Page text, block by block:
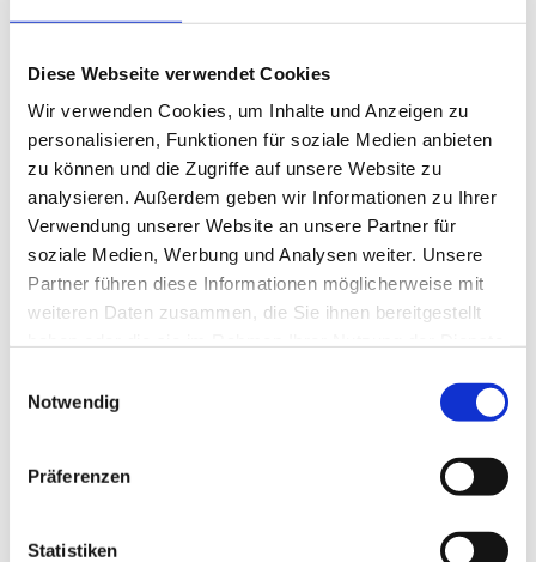
Diese Webseite verwendet Cookies
Wir verwenden Cookies, um Inhalte und Anzeigen zu
personalisieren, Funktionen für soziale Medien anbieten
zu können und die Zugriffe auf unsere Website zu
analysieren. Außerdem geben wir Informationen zu Ihrer
Verwendung unserer Website an unsere Partner für
soziale Medien, Werbung und Analysen weiter. Unsere
Partner führen diese Informationen möglicherweise mit
weiteren Daten zusammen, die Sie ihnen bereitgestellt
Notwendig
Präferenzen
Statistiken
20. Südnorwegen Pokalangeln im Farsund Resort
Bjørnevåg – 04.05.-11.05.2019
Es war für alle ein besonderes Angelfestival! Diesmal
jährte sich das Südnorwegen Pokalangeln zum 20. Mal…
JUBILÄUM!!
Bericht lesen